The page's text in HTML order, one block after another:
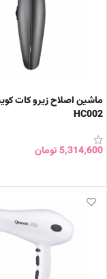
ماشین اصلاح زیرو کات
HC002
5,314,600تومان